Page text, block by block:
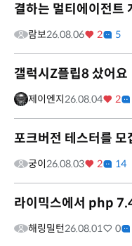
결하는 멀티에이전트
람보26.08.06 2 5
갤럭시Z플립8 샀어요
제이엔지26.08.04 2
포크버전 테스터를 모
궁이26.08.03 2 14
라이믹스에서 php
해링밀턴26.08.01 0